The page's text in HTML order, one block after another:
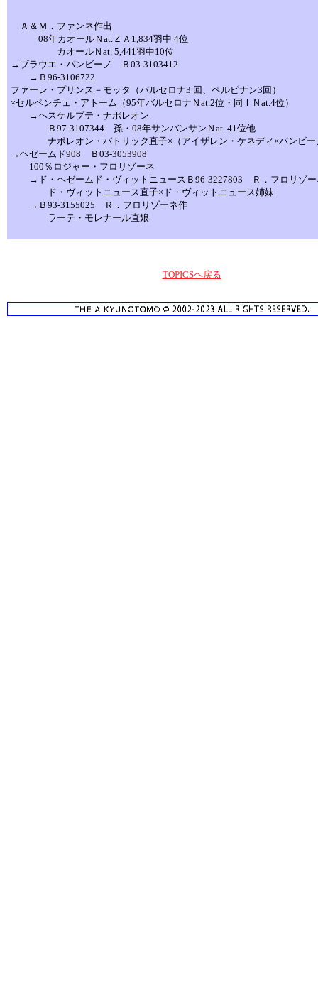
Ａ＆Ｍ．ファンネ作出
08年カオールＮat.ＺＡ1,834羽中 4位
カオールＮat. 5,441羽中10位
→ブラウエ・バンビーノ Ｂ03-3103412
→Ｂ96-3106722
ファーレ・プリンス－モッタ（バルセロナ3 回、ペルピナン3回）
×セルペンチェ・アトーム（95年バルセロナＮat.2位・同ＩＮat.4位）
→ヘスケルプテ・ナポレオン
Ｂ97-3107344 孫・08年サンバンサンＮat. 41位他
ナポレオン・パトリック直子×（アイザレン・ケネディ×バンビー
→ヘゼームド908 Ｂ03-3053908
100％ロジャー・フロリゾーネ
→ド・ヘゼームド・ヴィットニュースＢ96-3227803 Ｒ．フロリゾー
ド・ヴィットニュース直子×ド・ヴィットニュース姉妹
→Ｂ93-3155025 Ｒ．フロリゾーネ作
ラーテ・モレナール直娘
TOPICSヘ戻る